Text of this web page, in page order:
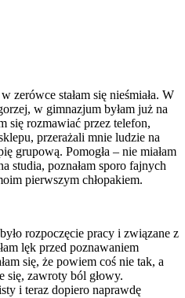
zerówce stałam się nieśmiała. W
w gimnazjum byłam już na
się rozmawiać przez telefon,
przerażali mnie ludzie na
grupową. Pomogła – nie miałam
studia, poznałam sporo fajnych
pierwszym chłopakiem.
rozpoczęcie pracy i związane z
lęk przed poznawaniem
się, że powiem coś nie tak, a
się, zawroty ból głowy.
i teraz dopiero naprawdę